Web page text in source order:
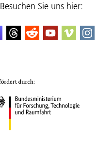
Besuchen Sie uns hier: